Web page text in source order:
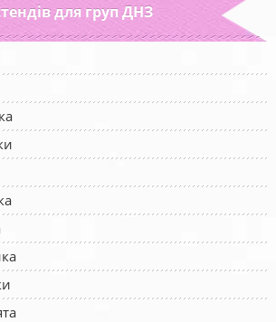
для груп ДНЗ